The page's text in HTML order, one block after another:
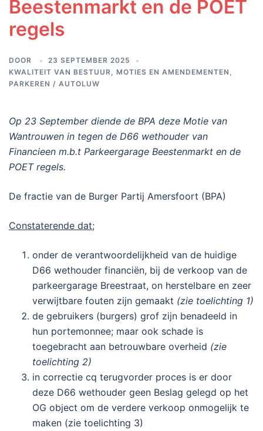
Beestenmarkt en de POET
regels
DOOR
23 SEPTEMBER 2025
KWALITEIT VAN BESTUUR, MOTIES EN AMENDEMENTEN ,
PARKEREN / AUTOLUW
Op 23 September diende de BPA deze Motie van
Wantrouwen in tegen de D66 wethouder van
Financieen m.b.t Parkeergarage Beestenmarkt en de
POET regels.
De fractie van de Burger Partij Amersfoort (BPA)
Constaterende dat;
onder de verantwoordelijkheid van de huidige
D66 wethouder financiën, bij de verkoop van de
parkeergarage Breestraat, on herstelbare en zeer
verwijtbare fouten zijn gemaakt (zie toelichting 1)
de gebruikers (burgers) grof zijn benadeeld in
hun portemonnee; maar ook schade is
toegebracht aan betrouwbare overheid (zie
toelichting 2)
in correctie cq terugvorder proces is er door
deze D66 wethouder geen Beslag gelegd op het
OG object om de verdere verkoop onmogelijk te
maken (zie toelichting 3)